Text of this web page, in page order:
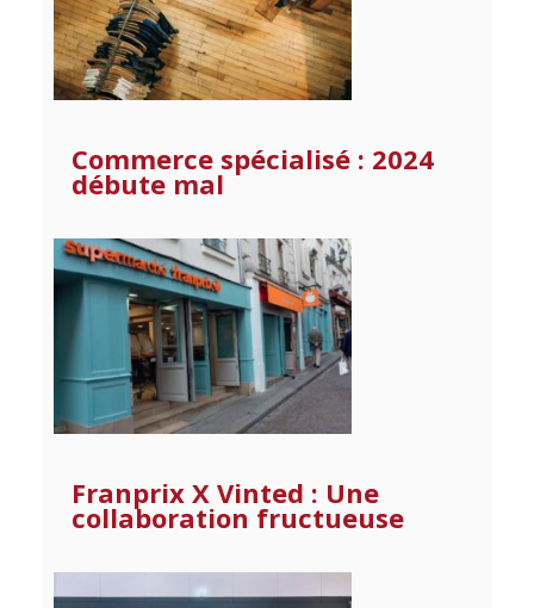
Commerce spécialisé : 2024
débute mal
Franprix X Vinted : Une
collaboration fructueuse